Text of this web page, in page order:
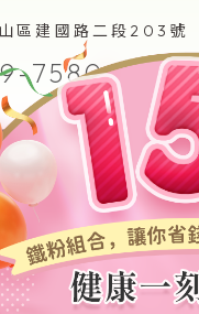
區建國路二段 203 號
7580
(週末及國定假日除外)
/ 14:00 ~ 17:30